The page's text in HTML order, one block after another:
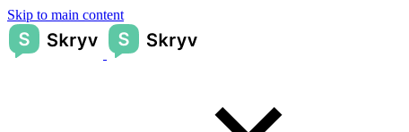
Skip to main content